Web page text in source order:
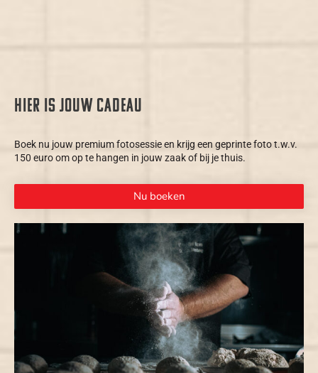
Hier is jouw cadeau
Boek nu jouw premium fotosessie en krijg een geprinte foto t.w.v.
150 euro om op te hangen in jouw zaak of bij je thuis.
Nu boeken